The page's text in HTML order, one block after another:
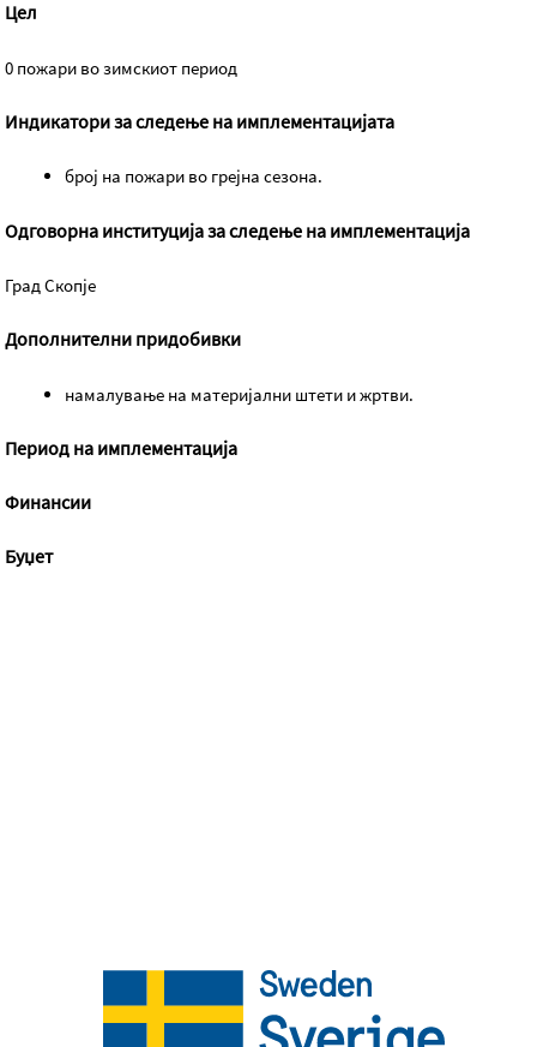
Цел
0 пожари во зимскиот период
Индикатори за следење на имплементацијата
број на пожари во грејна сезона.
Одговорна институција за следење на имплементација
Град Скопје
Дополнителни придобивки
намалување на материјални штети и жртви.
Период на имплементација
Финансии
Буџет